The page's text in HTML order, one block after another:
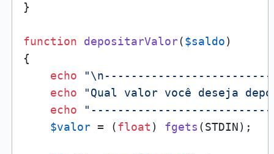
}
function depositarValor($saldo
{
echo
echo
"Qual valor você deseja
echo
$valor = (float ) fgets (STDIN);